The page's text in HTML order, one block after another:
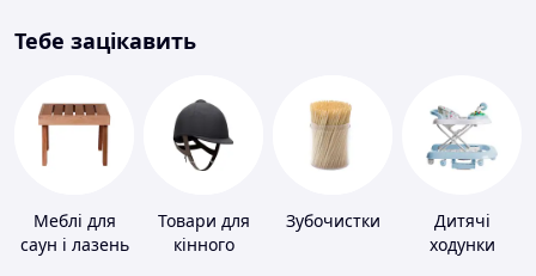
Тебе зацікавить
Меблі для
саун і лазень
Товари для
кінного
Зубочистки
Дитячі
ходунки